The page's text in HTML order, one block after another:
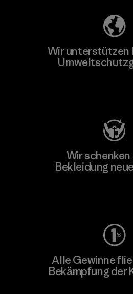
Wir unterstützen
Wir
Bekleidung
Alle Gewinne
Bekämpfung der